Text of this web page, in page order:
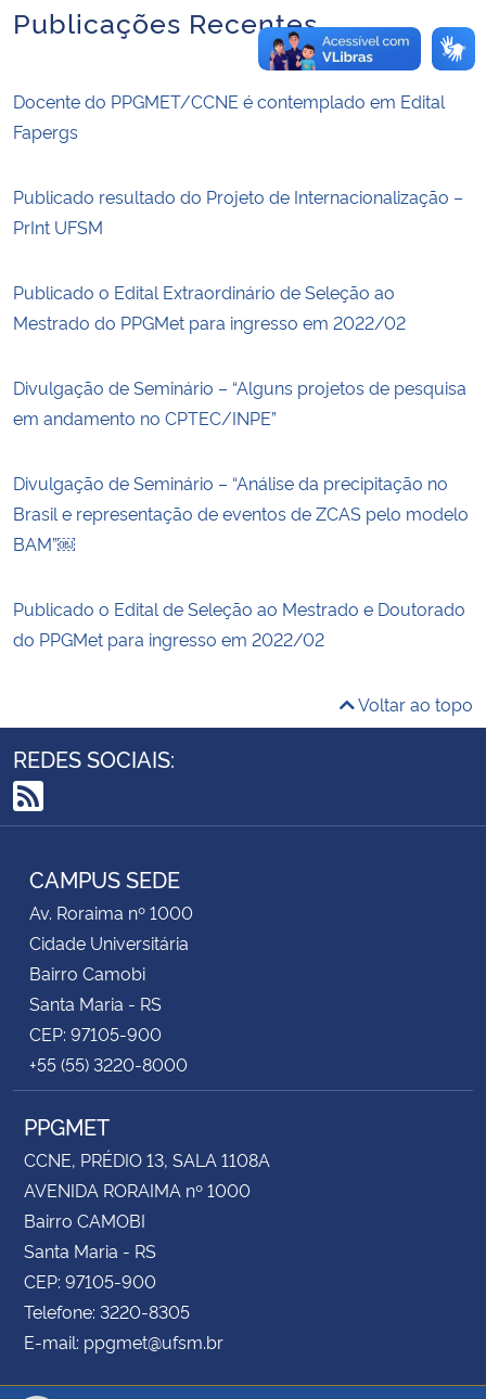
Publicações Recentes
Docente do PPGMET/CCNE é contemplado em Edital
Fapergs
Publicado resultado do Projeto de Internacionalização –
PrInt UFSM
Publicado o Edital Extraordinário de Seleção ao
Mestrado do PPGMet para ingresso em 2022/02
Divulgação de Seminário – “Alguns projetos de pesquisa
em andamento no CPTEC/INPE”
Divulgação de Seminário – “Análise da precipitação no
Brasil e representação de eventos de ZCAS pelo modelo
BAM”￼
Publicado o Edital de Seleção ao Mestrado e Doutorado
do PPGMet para ingresso em 2022/02
Voltar ao topo
REDES SOCIAIS:
RSS
CAMPUS SEDE
Av. Roraima nº 1000
Cidade Universitária
Bairro Camobi
Santa Maria - RS
CEP: 97105-900
+55 (55) 3220-8000
PPGMET
CCNE, PRÉDIO 13, SALA 1108A
AVENIDA RORAIMA nº 1000
Bairro CAMOBI
Santa Maria - RS
CEP: 97105-900
Telefone: 3220-8305
E-mail: ppgmet@ufsm.br